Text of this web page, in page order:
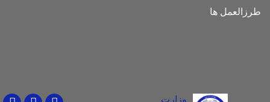
طرزالعمل ها
وزارت YoutubeFacebook